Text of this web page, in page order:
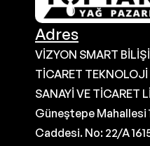
Adres
VİZYON SMART
TİCARET TEKNOLOJİ
SANAYİ VE TİCARET
Güneştepe Mahallesi
Caddesi. No: 22/A